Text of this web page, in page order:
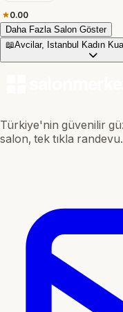
0.00
Daha Fazla Salon Göster
📖Avcilar, Istanbul Kadın
Türkiye'nin güvenilir
salon, tek tıkla randevu.